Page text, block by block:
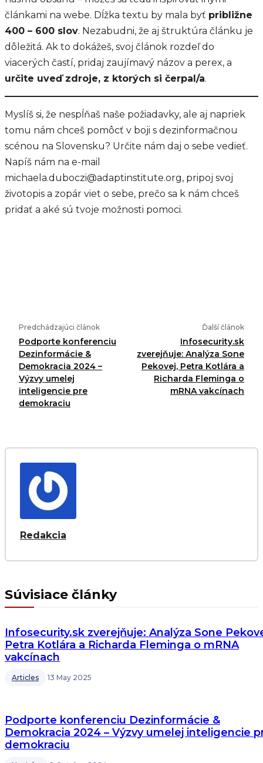
článkami na webe. Dĺžka textu by mala byť približne
400 – 600 slov. Nezabudni, že aj štruktúra článku je
dôležitá. Ak to dokážeš, svoj článok rozdeľ do
viacerých častí, pridaj zaujímavý názov a perex, a
určite uveď zdroje, z ktorých si čerpal/a.
Myslíš si, že nespĺňaš naše požiadavky, ale aj napriek
tomu nám chceš pomôcť v boji s dezinformačnou
scénou na Slovensku? Určite nám daj o sebe vedieť.
Napíš nám na e-mail
michaela.duboczi@adaptinstitute.org, pripoj svoj
životopis a zopár viet o sebe, prečo sa k nám chceš
pridať a aké sú tvoje možnosti pomoci.
Predchádzajúci článok
Podporte konferenciu
Dezinformácie &
Demokracia 2024 –
Výzvy umelej
inteligencie pre
demokraciu
Ďalší článok
Infosecurity.sk
zverejňuje: Analýza Sone
Pekovej, Petra Kotlára a
Richarda Fleminga o
mRNA vakcínach
Redakcia
Súvisiace články
Infosecurity.sk zverejňuje: Analýza Sone
Petra Kotlára a Richarda Fleminga o mRNA
vakcínach
Articles 13 May 2025
Podporte konferenciu Dezinformácie &
Demokracia 2024 – Výzvy umelej inteligencie
demokraciu